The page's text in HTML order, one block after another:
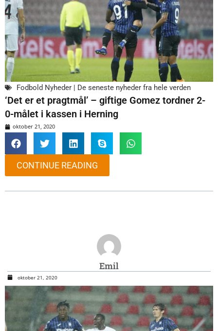
Fodbold Nyheder | De seneste nyheder fra hele verden
‘Det er et pragtmål’ – giftige Gomez tordner 2-
0-målet i kassen i Herning
oktober 21, 2020
CONTINUE READING
Emil
oktober 21, 2020